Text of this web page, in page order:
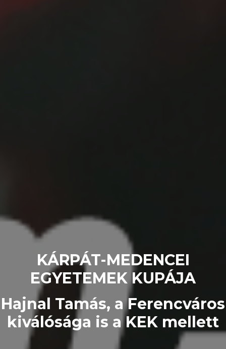
KÁRPÁT-MEDENCEI
EGYETEMEK KUPÁJA
Hajnal Tamás, a Ferencváros
kiválósága is a KEK mellett